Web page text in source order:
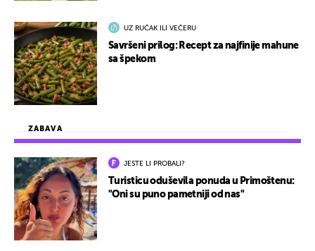
ZABAVA
JESTE LI PROBALI?
Turisticu oduševila ponuda u Primoštenu:
"Oni su puno pametniji od nas"
UZ RUČAK ILI VEČERU
Savršeni prilog: Recept za najfinije mahune
sa špekom